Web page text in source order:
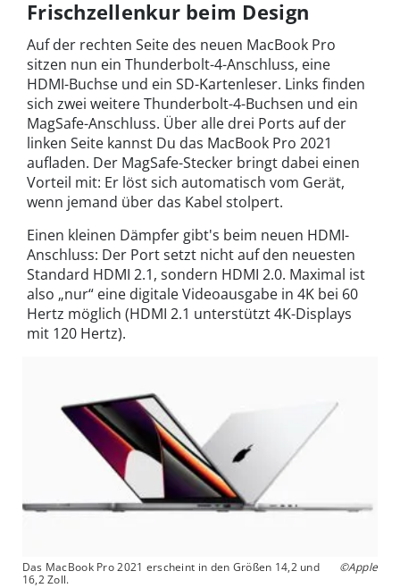
Frischzellenkur beim Design
Auf der rechten Seite des neuen MacBook Pro
sitzen nun ein Thunderbolt-4-Anschluss, eine
HDMI-Buchse und ein SD-Kartenleser. Links finden
sich zwei weitere Thunderbolt-4-Buchsen und ein
MagSafe-Anschluss. Über alle drei Ports auf der
linken Seite kannst Du das MacBook Pro 2021
aufladen. Der MagSafe-Stecker bringt dabei einen
Vorteil mit: Er löst sich automatisch vom Gerät,
wenn jemand über das Kabel stolpert.
Einen kleinen Dämpfer gibt's beim neuen HDMI-
Anschluss: Der Port setzt nicht auf den neuesten
Standard HDMI 2.1, sondern HDMI 2.0. Maximal ist
also „nur“ eine digitale Videoausgabe in 4K bei 60
Hertz möglich (HDMI 2.1 unterstützt 4K-Displays
mit 120 Hertz).
Das MacBook Pro 2021 erscheint in den Größen 14,2 und
16,2 Zoll.
©Apple